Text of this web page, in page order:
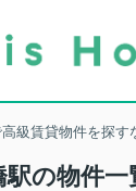
級賃貸物件を探す
駅の物件一